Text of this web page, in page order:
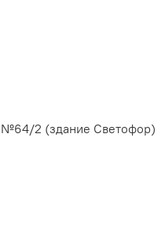
№64/2 (здание Светофор)